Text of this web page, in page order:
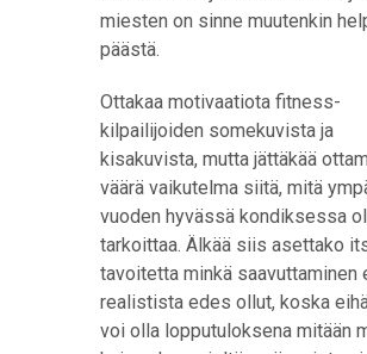
miesten on sinne muutenkin
päästä.
Ottakaa motivaatiota fitness-
kilpailijoiden somekuvista ja
kisakuvista, mutta jättäkää
väärä vaikutelma siitä, mitä
vuoden hyvässä kondiksessa
tarkoittaa. Älkää siis asettako
tavoitetta minkä saavuttaminen
realistista edes ollut, koska
voi olla lopputuloksena mitään